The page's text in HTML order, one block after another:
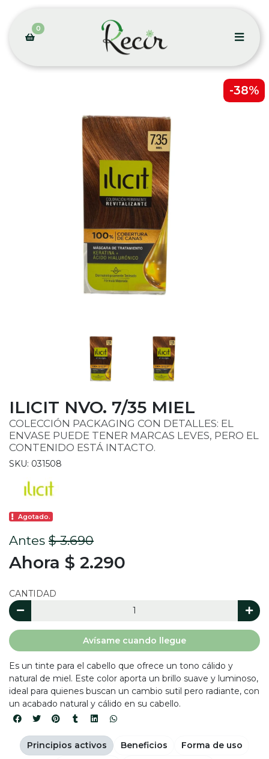
0
-38%
ILICIT NVO. 7/35 MIEL
COLECCIÓN PACKAGING CON DETALLES: EL
ENVASE PUEDE TENER MARCAS LEVES, PERO EL
CONTENIDO ESTÁ INTACTO.
SKU: 031508
Agotado.
Antes $ 3.690
Ahora $ 2.290
CANTIDAD
Avísame cuando llegue
Es un tinte para el cabello que ofrece un tono cálido y
natural de miel. Este color aporta un brillo suave y luminoso,
ideal para quienes buscan un cambio sutil pero radiante, con
un acabado natural y cálido en su cabello.
Principios activos Beneficios
Forma de uso